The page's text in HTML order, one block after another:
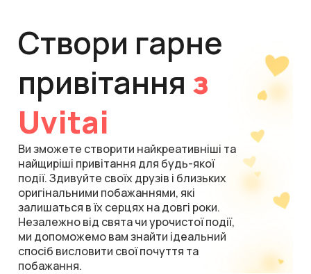
Створи гарне
привітання з
Uvitai
Ви зможете створити найкреативніші та
найщиріші привітання для будь-якої
події. Здивуйте своїх друзів і близьких
оригінальними побажаннями, які
залишаться в їх серцях на довгі роки.
Незалежно від свята чи урочистої події,
ми допоможемо вам знайти ідеальний
спосіб висловити свої почуття та
побажання.